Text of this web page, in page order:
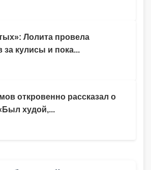
откровенно рассказал о
худой,...
Лолита провела
за кулисы и пока...